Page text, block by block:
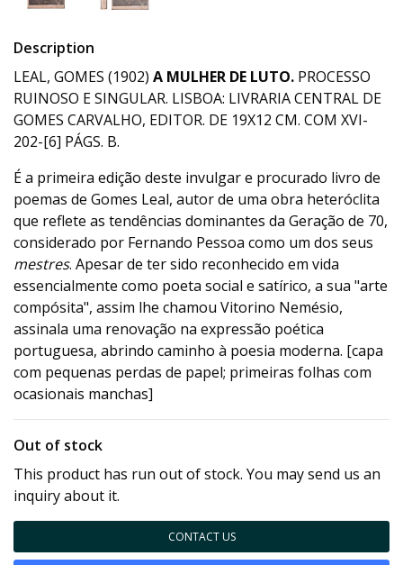
Description
LEAL, GOMES (1902) A MULHER DE LUTO. PROCESSO
RUINOSO E SINGULAR. LISBOA: LIVRARIA CENTRAL DE
GOMES CARVALHO, EDITOR. DE 19X12 CM. COM XVI-
202-[6] PÁGS. B.
É a primeira edição deste invulgar e procurado livro de
poemas de Gomes Leal, autor de uma obra heteróclita
que reflete as tendências dominantes da Geração de 70,
considerado por Fernando Pessoa como um dos seus
mestres. Apesar de ter sido reconhecido em vida
essencialmente como poeta social e satírico, a sua "arte
compósita", assim lhe chamou Vitorino Nemésio,
assinala uma renovação na expressão poética
portuguesa, abrindo caminho à poesia moderna. [capa
com pequenas perdas de papel; primeiras folhas com
ocasionais manchas]
Out of stock
This product has run out of stock. You may send us an
inquiry about it.
CONTACT US